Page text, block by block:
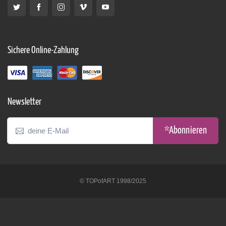
Sichere Online-Zahlung
Newsletter
*Abonnieren
© TOPofART 1998/2025